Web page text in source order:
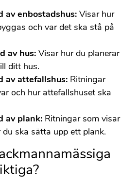
av enbostadshus: Visar hur
och var det ska stå på
av hus: Visar hur du planerar
ditt hus.
av attefallshus: Ritningar
och hur attefallshuset ska
av plank: Ritningar som visar
du ska sätta upp ett plank.